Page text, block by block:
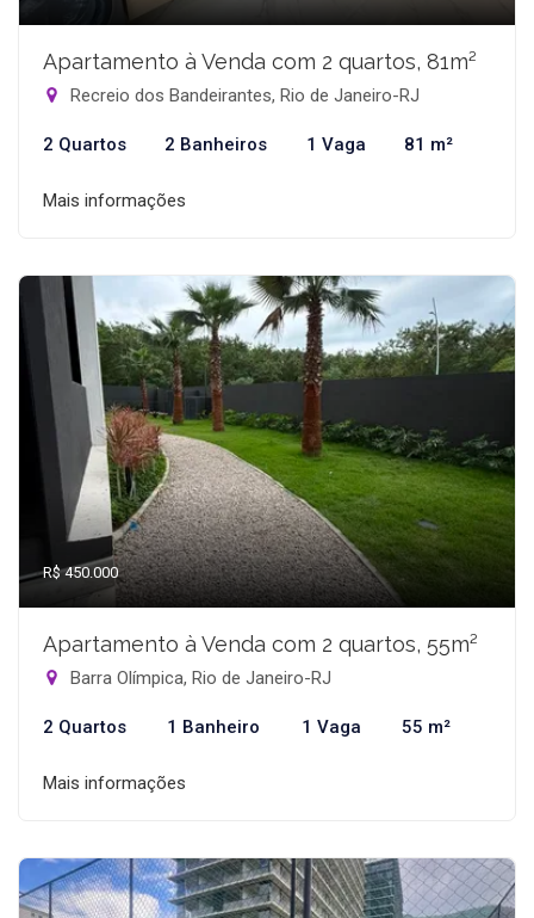
Apartamento à Venda com 2 quartos, 81m²
Recreio dos Bandeirantes, Rio de Janeiro-RJ
2 Quartos 2 Banheiros 1 Vaga 81 m²
Mais informações
R$ 450.000
Apartamento à Venda com 2 quartos, 55m²
Barra Olímpica, Rio de Janeiro-RJ
2 Quartos 1 Banheiro 1 Vaga 55 m²
Mais informações